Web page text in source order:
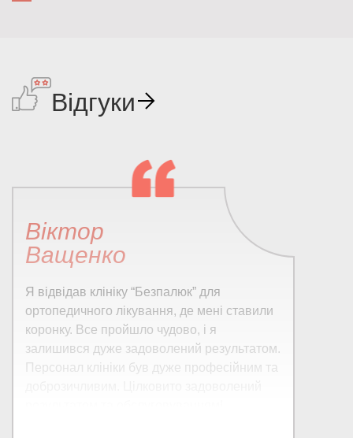
Відгуки
Віктор
Ващенко
Я відвідав клініку “Безпалюк” для
ортопедичного лікування, де мені ставили
коронку. Все пройшло чудово, і я
залишився дуже задоволений результатом.
Персонал клініки був дуже професійним та